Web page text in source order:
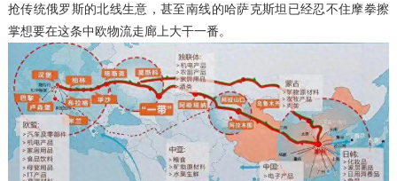
抢传统俄罗斯的北线生意，甚至南线的哈萨克斯坦已经忍不住摩拳擦
掌想要在这条中欧物流走廊上大干一番。